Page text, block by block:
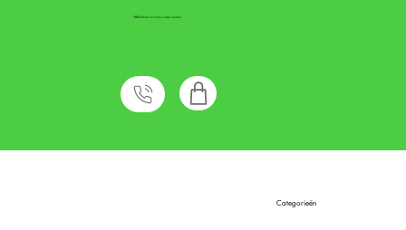
10%Rabatt auf Ihren ersten Termin!
Categorieën